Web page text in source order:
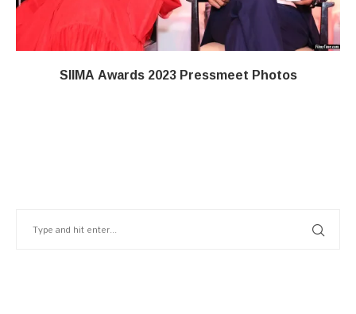
SIIMA Awards 2023 Pressmeet Photos